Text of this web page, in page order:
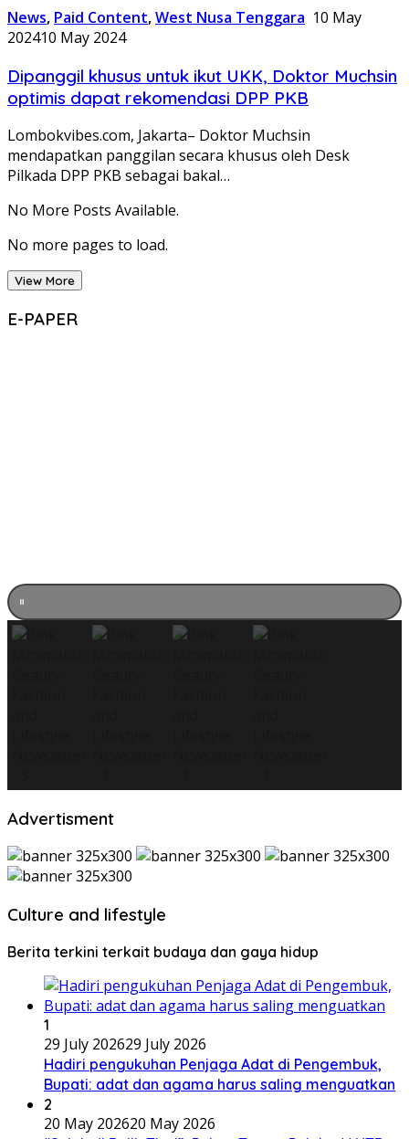
News, Paid Content,West Nusa Tenggara 10 May
202410 May 2024
Dipanggil khusus untuk ikut UKK, Doktor Muchsin
optimis dapat rekomendasi DPP PKB
Lombokvibes.com, Jakarta– Doktor Muchsin
mendapatkan panggilan secara khusus oleh Desk
Pilkada DPP PKB sebagai bakal…
No More Posts Available.
No more pages to load.
View More
E-PAPER
Advertisment
Culture and lifestyle
Berita terkini terkait budaya dan gaya hidup
1
29 July 202629 July 2026
Hadiri pengukuhan Penjaga Adat di Pengembuk,
Bupati: adat dan agama harus saling menguatkan
2
20 May 202620 May 2026